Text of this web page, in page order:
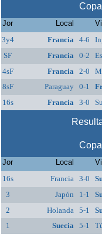
Jor Local
3y4
Francia 4-6
SF
Francia 0-2
4sF
Francia 2-0
8sF
Paraguay 0-1
16s
Francia 3-0
Jor Local
16s
Francia 3-0
3
Japón 1-1
2
Holanda 5-1
1
Suecia 5-1